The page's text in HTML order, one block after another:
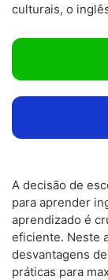
culturais, o
A decisão de
para aprender
aprendizado é
eficiente. Neste
desvantagens
práticas para